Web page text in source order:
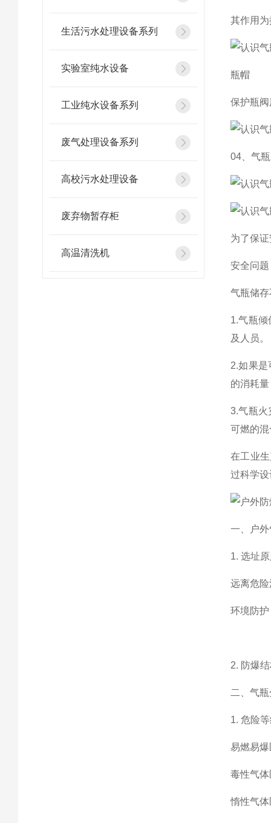
生活污水处理设备系列
实验室纯水设备
工业纯水设备系列
废气处理设备系列
高校污水处理设备
废弃物暂存柜
高温清洗机
其作用
瓶帽
保护瓶
04、气
为了保
安全问题
气瓶储
1.气瓶
及人员。
2.如果
的消耗
3.气瓶火
可燃的
在工业
过科学
一、户
1. 选址
远离危
环境防
2. 防爆
二、气
1. 危险
易燃易
毒性气
惰性气